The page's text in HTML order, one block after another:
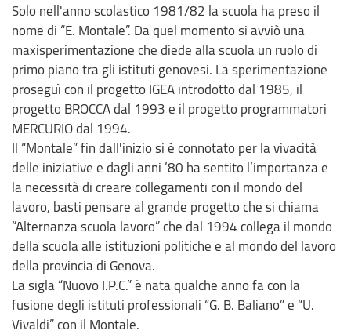
Solo nell'anno scolastico 1981/82 la scuola ha preso il
nome di “E. Montale”. Da quel momento si avviò una
maxisperimentazione che diede alla scuola un ruolo di
primo piano tra gli istituti genovesi. La sperimentazione
proseguì con il progetto IGEA introdotto dal 1985, il
progetto BROCCA dal 1993 e il progetto programmatori
MERCURIO dal 1994.
Il “Montale” fin dall'inizio si è connotato per la vivacità
delle iniziative e dagli anni ’80 ha sentito l’importanza e
la necessità di creare collegamenti con il mondo del
lavoro, basti pensare al grande progetto che si chiama
“Alternanza scuola lavoro” che dal 1994 collega il mondo
della scuola alle istituzioni politiche e al mondo del lavoro
della provincia di Genova.
La sigla “Nuovo I.P.C.” è nata qualche anno fa con la
fusione degli istituti professionali “G. B. Baliano” e “U.
Vivaldi” con il Montale.